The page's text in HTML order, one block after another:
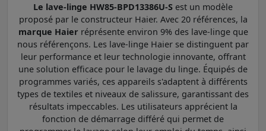
Le lave-linge HW85-BPD13386U-S est un modèle
proposé par le constructeur Haier. Avec 20 références, la
marque Haier réprésente environ 9% des lave-linge que
nous référençons. Les lave-linge Haier se distinguent par
leur performance et leur technologie innovante, offrant
une solution efficace pour le lavage du linge. Équipés de
programmes variés, ces appareils s'adaptent à différents
types de textiles et niveaux de salissure, garantissant des
résultats impeccables. Les utilisateurs apprécient la
fonction de démarrage différé qui permet de